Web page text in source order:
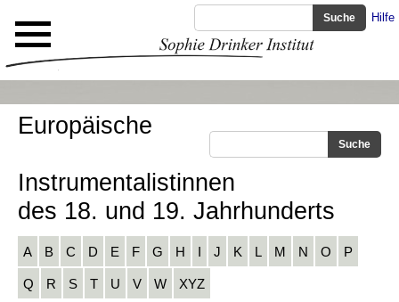
Hilfe
Europäische
Instrumentalistinnen
des 18. und 19. Jahrhunderts
A B C D E F G H I J K L M N O P
Q R S T U V W XYZ